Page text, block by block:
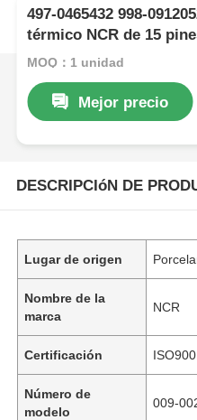
497-0465432 998-
térmico NCR de 15
MOQ：1 unidad
Mejor precio
DESCRIPCIóN DE
Lugar de origen
Nombre de la
marca
NCR
Certificación
Número de
modelo
009-